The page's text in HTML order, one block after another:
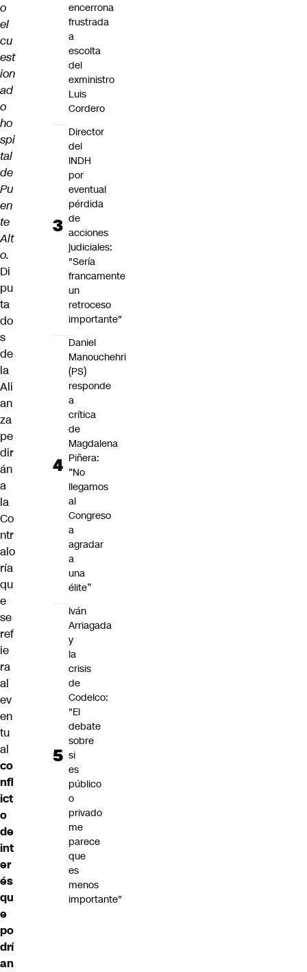
o
el
cu
est
ion
ad
o
ho
spi
tal
de
Pu
en
te
Alt
o.
Di
pu
ta
do
s
de
la
Ali
an
za
pe
dir
án
a
la
Co
ntr
alo
ría
qu
e
se
ref
ie
ra
al
ev
en
tu
al
co
nfl
ict
o
de
int
er
és
qu
e
po
drí
an
encerrona
frustrada
a
escolta
del
exministro
Luis
Cordero
Director
del
INDH
por
eventual
pérdida
de
acciones
judiciales:
"Sería
francamente
un
retroceso
importante"
Daniel
Manouchehri
(PS)
responde
a
crítica
de
Magdalena
Piñera:
“No
llegamos
al
Congreso
a
agradar
a
una
élite”
Iván
Arriagada
y
la
crisis
de
Codelco:
"El
debate
sobre
si
es
público
o
privado
me
parece
que
es
menos
importante"